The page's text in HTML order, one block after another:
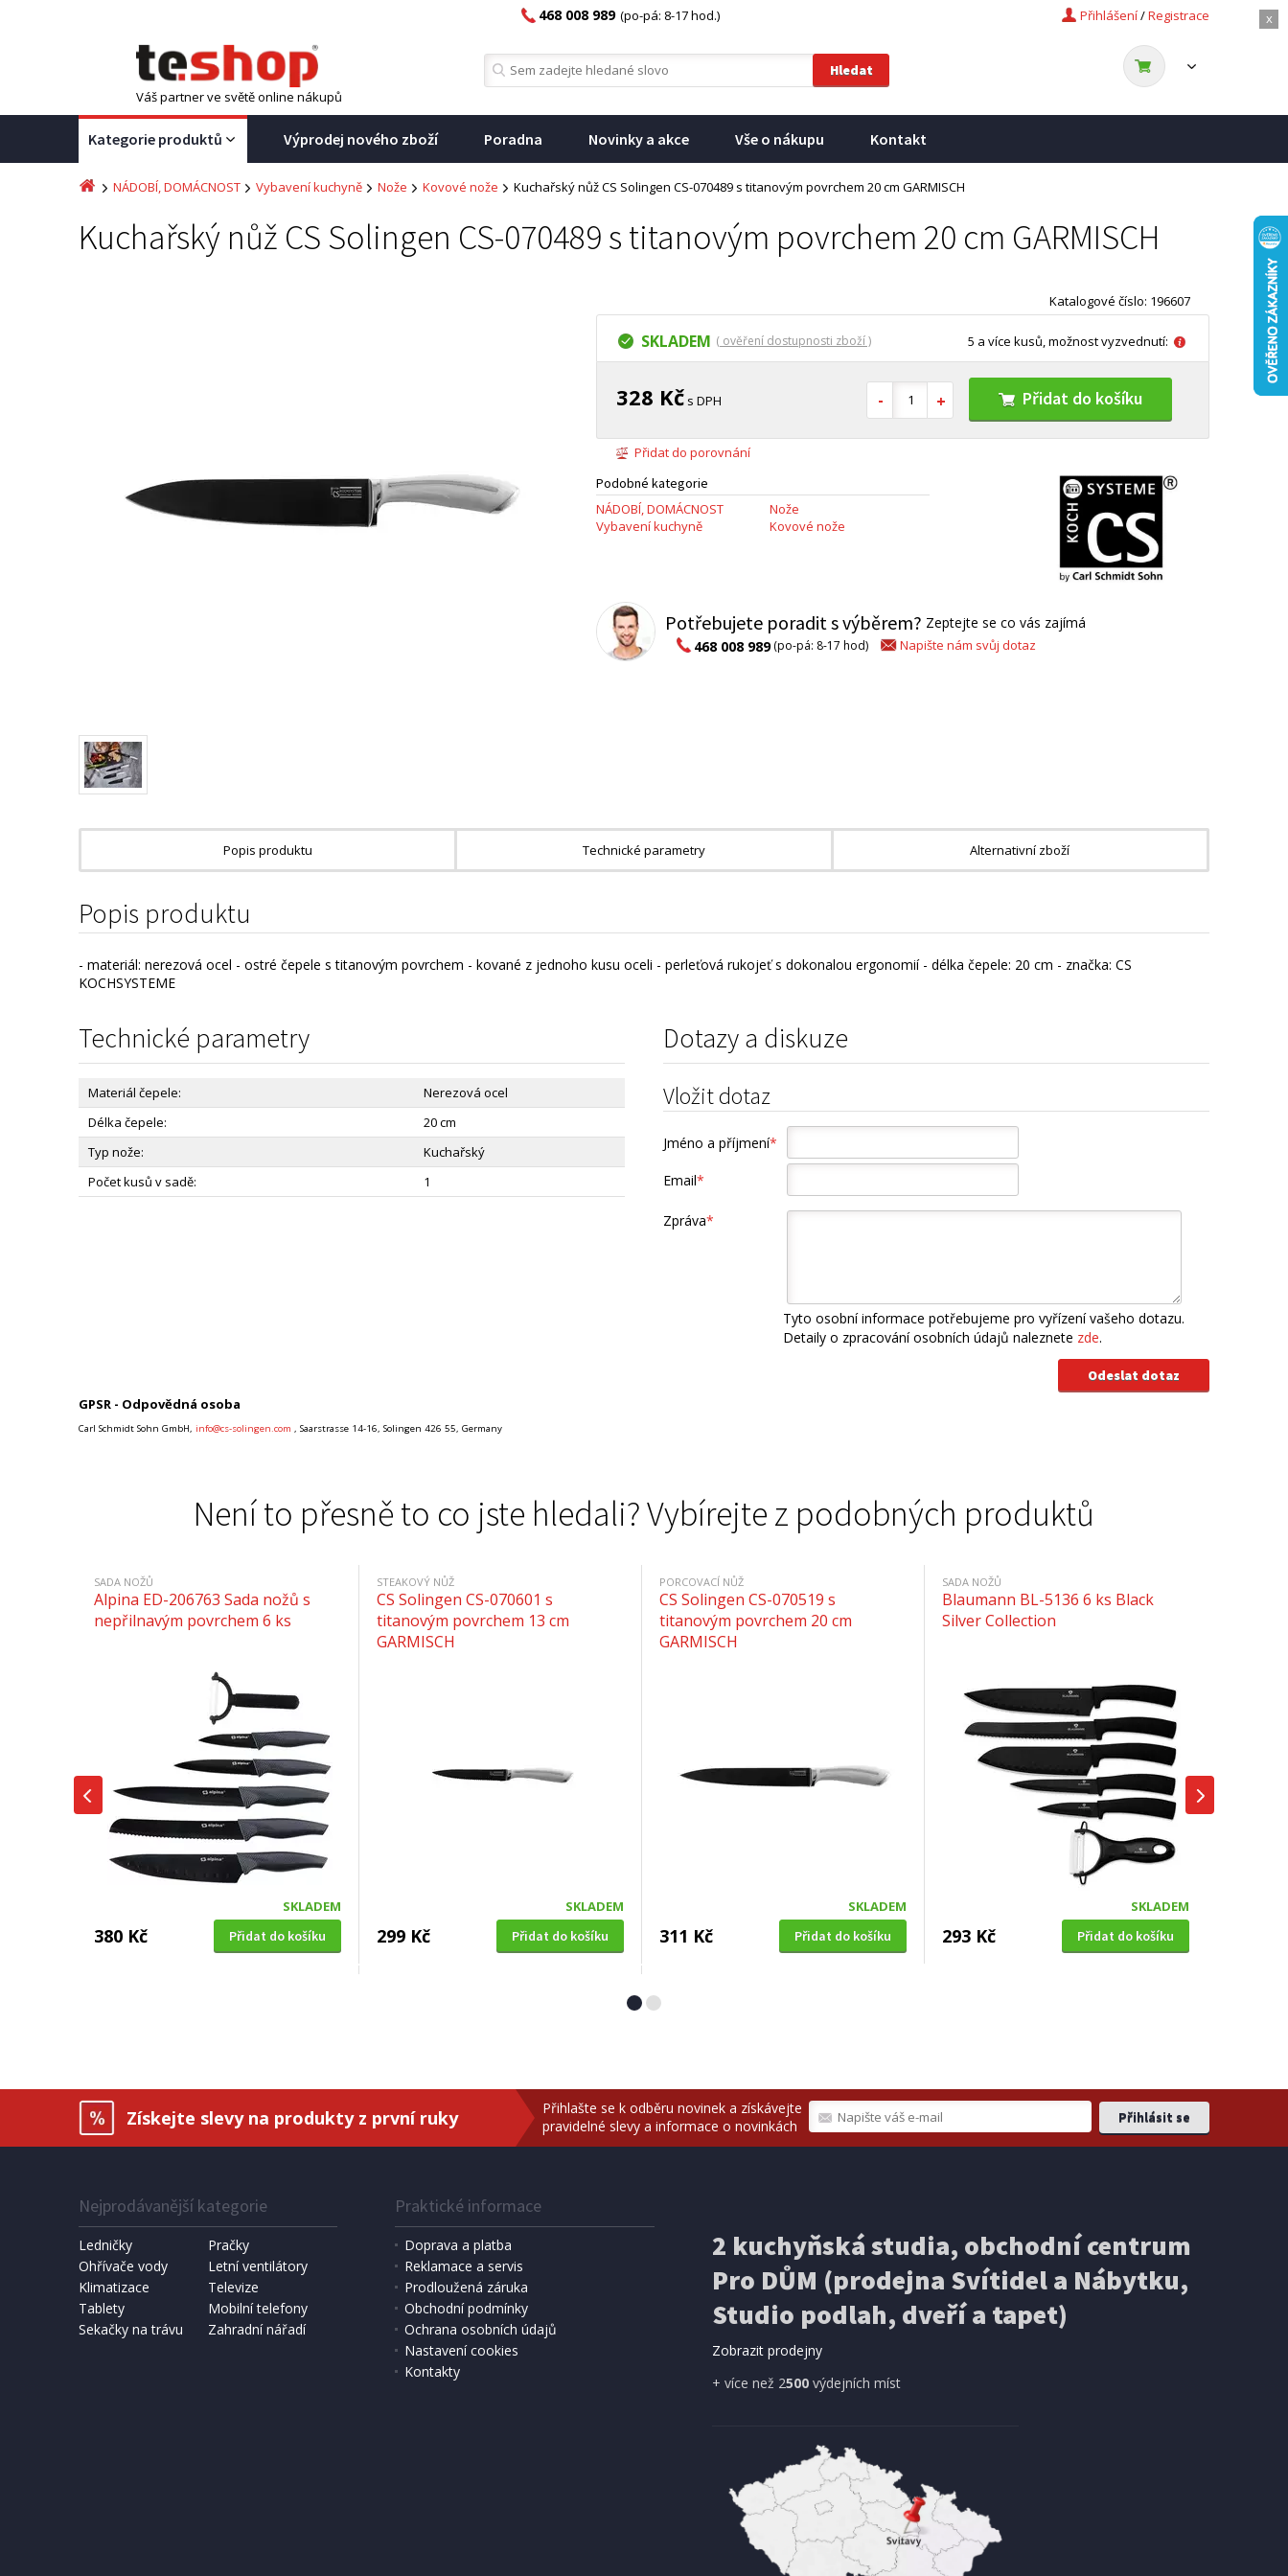
x
Registrace
/
Přihlášení
468 008 989 (po-pá: 8-17 hod.)
Váš partner ve světě online nákupů
Kategorie produktů Výprodej nového zboží Poradna Novinky a akce Vše o nákupu Kontakt
NÁDOBÍ, DOMÁCNOST Vybavení kuchyně Nože Kovové nože Kuchařský nůž CS Solingen CS-070489 s titanovým povrchem 20 cm GARMISCH
Kuchařský nůž CS Solingen CS-070489 s titanovým povrchem 20 cm GARMISCH
Katalogové číslo: 196607
SKLADEM ( ověření dostupnosti zboží ) 5 a více kusů, možnost vyzvednutí:
328 Kč s DPH Přidat do košíku
Přidat do porovnání
Podobné kategorie
NÁDOBÍ, DOMÁCNOST
Vybavení kuchyně
Nože
Kovové nože
Potřebujete poradit s výběrem? Zeptejte se co vás zajímá
468 008 989(po-pá: 8-17 hod) Napište nám svůj dotaz
Popis produktu Technické parametry Alternativní zboží
Popis produktu
- materiál: nerezová ocel - ostré čepele s titanovým povrchem - kované z jednoho kusu oceli - perleťová rukojeť s dokonalou ergonomií - délka čepele: 20 cm - značka: CS
KOCHSYSTEME
Technické parametry
Materiál čepele:
Nerezová ocel
Délka čepele:
20 cm
Typ nože:
Kuchařský
Počet kusů v sadě:
1
Dotazy a diskuze
Vložit dotaz
Jméno a příjmení*
Email*
Zpráva*
Tyto osobní informace potřebujeme pro vyřízení vašeho dotazu.
Detaily o zpracování osobních údajů naleznete zde.
GPSR - Odpovědná osoba
Carl Schmidt Sohn GmbH, info@cs-solingen.com , Saarstrasse 14-16, Solingen 426 55, Germany
Není to přesně to co jste hledali? Vybírejte z podobných produktů
SADA NOŽŮ
Alpina ED-206763 Sada nožů s
nepřilnavým povrchem 6 ks
SKLADEM
380 Kč Přidat do košíku
STEAKOVÝ NŮŽ
CS Solingen CS-070601 s
titanovým povrchem 13 cm
GARMISCH
SKLADEM
299 Kč Přidat do košíku
PORCOVACÍ NŮŽ
CS Solingen CS-070519 s
titanovým povrchem 20 cm
GARMISCH
SKLADEM
311 Kč Přidat do košíku
SADA NOŽŮ
Blaumann BL-5136 6 ks Black
Silver Collection
SKLADEM
293 Kč Přidat do košíku
SKLADEM
371 Kč Přidat do košíku 323 Kč Přidat do košíku
Získejte slevy na produkty z první ruky
Přihlašte se k odběru novinek a získávejte
pravidelné slevy a informace o novinkách
Nejprodávanější kategorie
Ledničky
Pračky
Ohřívače vody
Letní ventilátory
Klimatizace
Televize
Tablety
Mobilní telefony
Sekačky na trávu
Zahradní nářadí
Praktické informace
Doprava a platba
Reklamace a servis
Prodloužená záruka
Obchodní podmínky
Ochrana osobních údajů
Nastavení cookies
Kontakty
2 kuchyňská studia, obchodní centrum
Pro DŮM (prodejna Svítidel a Nábytku,
Studio podlah, dveří a tapet)
Zobrazit prodejny
+ více než 2500výdejních míst